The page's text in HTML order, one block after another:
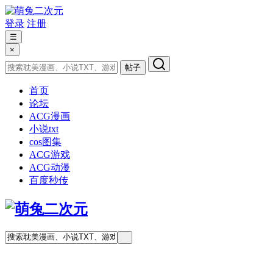
登录 注册
☰
×
帖子
首页
论坛
ACG漫画
小说txt
cos图集
ACG游戏
ACG动漫
百度秒传